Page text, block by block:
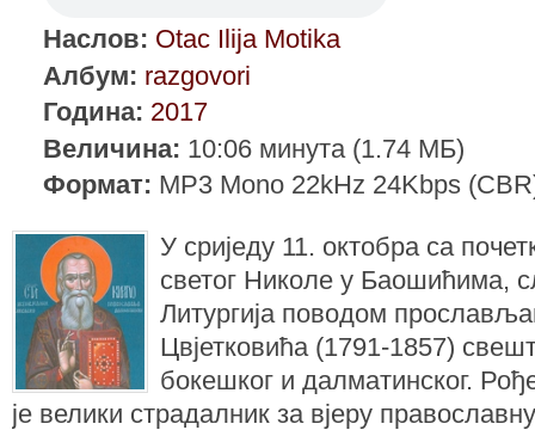
Наслов: Otac Ilija Motika
Албум: razgovori
Година: 2017
Величина: 10:06 минута (1.74 МБ)
Формат: MP3 Mono 22kHz 24Kbps
У сриједу 11. октобра са
светог Николе у Баошићима,
Литургија поводом
Цвјетковића (1791-1857)
бокешког и далматинског.
је велики страдалник за вјеру